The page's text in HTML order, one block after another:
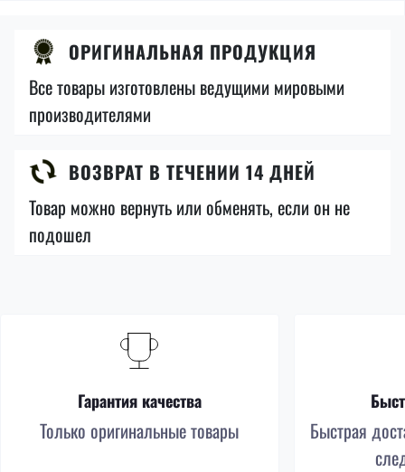
ОРИГИНАЛЬНАЯ ПРОДУКЦИЯ
Все товары изготовлены ведущими мировыми
производителями
ВОЗВРАТ В ТЕЧЕНИИ 14 ДНЕЙ
Товар можно вернуть или обменять, если он не
подошел
Гарантия качества
Только оригинальные товары
Быстрая